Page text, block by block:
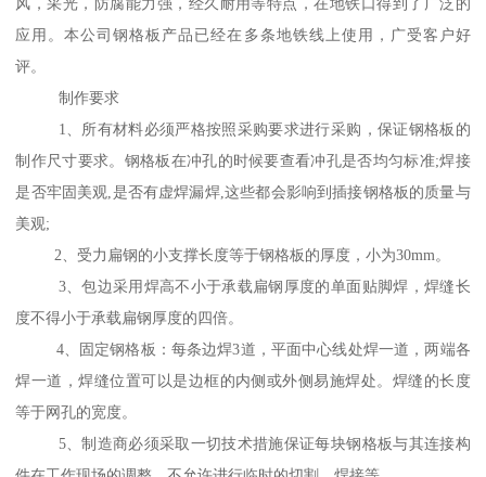
风，采光，防腐能力强，经久耐用等特点，在地铁口得到了广泛的
应用。本公司钢格板产品已经在多条地铁线上使用，广受客户好
评。
制作要求
1、所有材料必须严格按照采购要求进行采购，保证钢格板的
制作尺寸要求。钢格板在冲孔的时候要查看冲孔是否均匀标准;焊接
是否牢固美观,是否有虚焊漏焊,这些都会影响到插接钢格板的质量与
美观;
2、受力扁钢的小支撑长度等于钢格板的厚度，小为30mm。
3、包边采用焊高不小于承载扁钢厚度的单面贴脚焊，焊缝长
度不得小于承载扁钢厚度的四倍。
4、固定钢格板：每条边焊3道，平面中心线处焊一道，两端各
焊一道，焊缝位置可以是边框的内侧或外侧易施焊处。焊缝的长度
等于网孔的宽度。
5、制造商必须采取一切技术措施保证每块钢格板与其连接构